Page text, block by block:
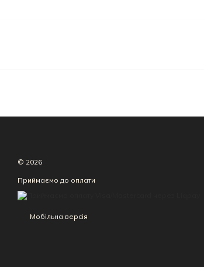
© 2026
Приймаємо до оплати
Мобільна версія